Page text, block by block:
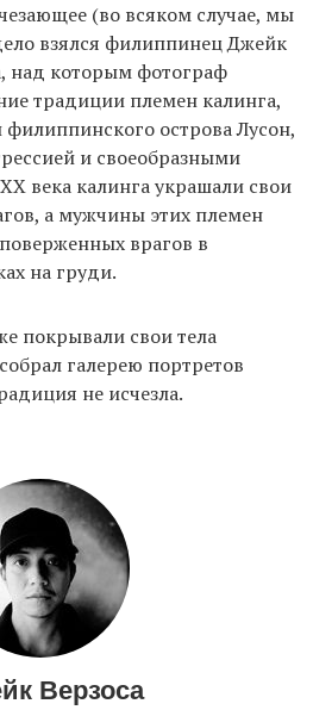
(во всяком случае, мы
взялся филиппинец Джейк
над которым фотограф
традиции племен калинга,
острова Лусон,
и своеобразными
века калинга украшали свои
а мужчины этих племен
врагов в
на груди.
покрывали свои тела
галерею портретов
не исчезла.
Верзоса